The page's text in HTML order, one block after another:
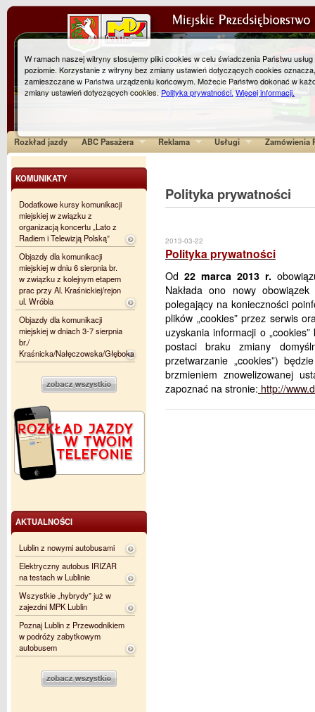
Rozkład jazdy ABC Pasażera Reklama Usługi Zamówienia
Polityka prywatności
2013-03-22
Polityka prywatności
Od 22 marca 2013 r.
Nakłada ono nowy
polegający na konieczności
plików „cookies” przez serwis
uzyskania informacji o
postaci braku zmiany
przetwarzanie „cookies”)
brzmieniem znowelizowanej
zapoznać na stronie: http://
KOMUNIKATY
Dodatkowe kursy komunikacji
miejskiej w związku z
organizacją koncertu „Lato z
Radiem i Telewizją Polską”
Objazdy dla komunikacji
miejskiej w dniu 6 sierpnia br.
w związku z kolejnym etapem
prac przy Al. Kraśnickiej/rejon
ul. Wróbla
Objazdy dla komunikacji
miejskiej w dniach 3-7 sierpnia
br./
Kraśnicka/Nałęczowska/Głęboka
AKTUALNOŚCI
Lublin z nowymi autobusami
Elektryczny autobus IRIZAR
na testach w Lublinie
Wszystkie „hybrydy” już w
zajezdni MPK Lublin
Poznaj Lublin z Przewodnikiem
w podróży zabytkowym
autobusem
W ramach naszej witryny stosujemy pliki cookies w celu świadczenia Państwu
poziomie. Korzystanie z witryny bez zmiany ustawień dotyczących cookies
zamieszczane w Państwa urządzeniu końcowym. Możecie Państwo dokonać w
zmiany ustawień dotyczących cookies. Polityka prywatności. Więcej informacji.